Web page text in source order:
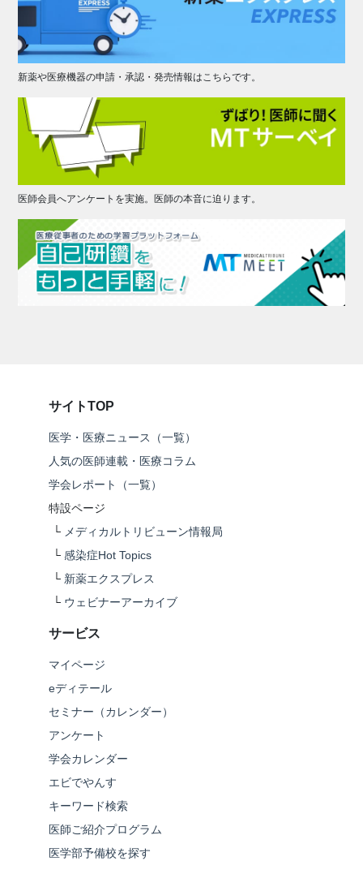
新薬や医療機器の申請・承認・発売情報はこちらです。
医師会員へアンケートを実施。医師の本音に迫ります。
サイトTOP
医学・医療ニュース（一覧）
人気の医師連載・医療コラム
学会レポート（一覧）
特設ページ
└ メディカルトリビューン情報局
└ 感染症Hot Topics
└ 新薬エクスプレス
└ ウェビナーアーカイブ
サービス
マイページ
eディテール
セミナー（カレンダー）
アンケート
学会カレンダー
エビでやんす
キーワード検索
医師ご紹介プログラム
医学部予備校を探す